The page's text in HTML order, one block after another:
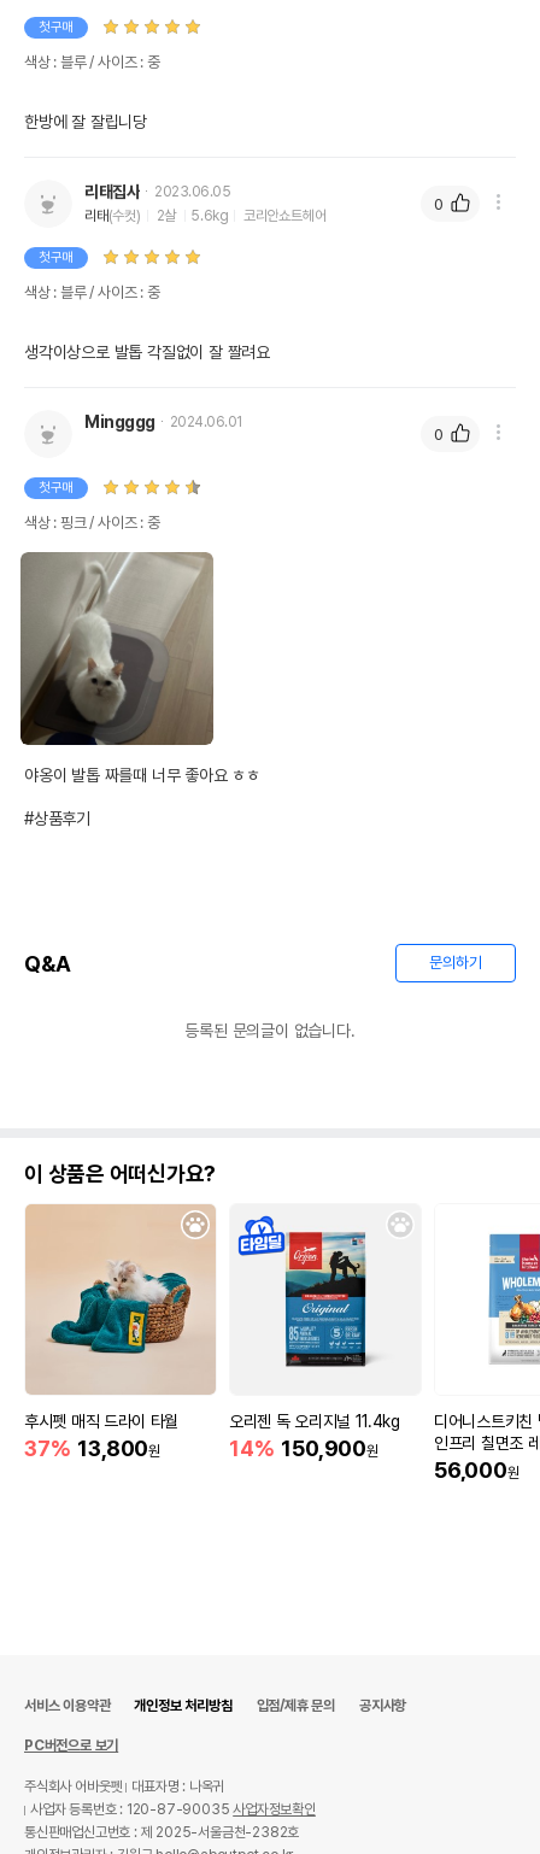
첫구매
색상 : 블루 / 사이즈 : 중
한방에 잘 잘립니당
리태집사
2023.06.05
리태(수컷) 2살 5.6kg 코리안쇼트헤어
첫구매
색상 : 블루 / 사이즈 : 중
생각이상으로 발톱 각질없이 잘 짤려요
0
Mingggg 2024.06.01
첫구매
색상 : 핑크 / 사이즈 : 중
야옹이 발톱 짜를때 너무 좋아요 ㅎㅎ
#상품후기
0
Q&A 문의하기
등록된 문의글이 없습니다.
이 상품은 어떠신가요?
후시펫 매직 드라이 타월
37% 13,800원
오리젠 독 오리지널 11.4kg
14% 150,900원
디어니스트키친
인프리 칠면조
56,000원
서비스 이용약관 개인정보 처리방침 입점/제휴 문의 공지사항
PC버전으로 보기
주식회사 어바웃펫
대표자명 : 나옥귀
사업자 등록번호 : 120-87-90035사업자정보확인
통신판매업신고번호 : 제 2025-서울금천-2382호